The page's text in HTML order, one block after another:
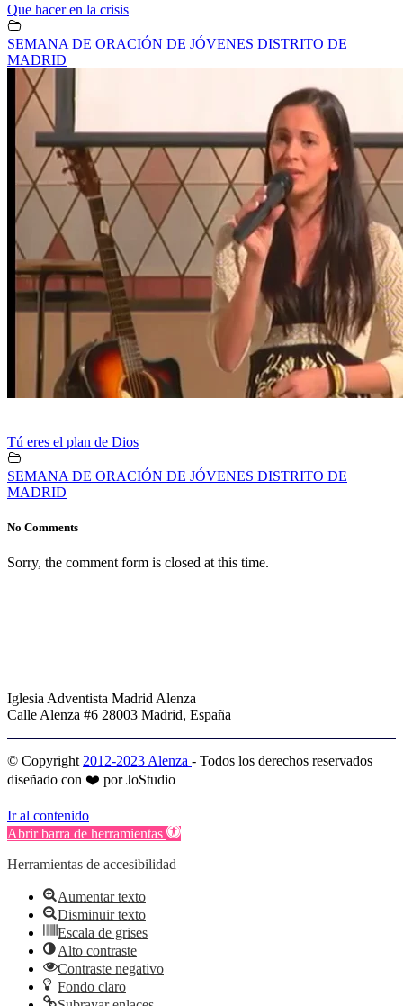
Que hacer en la crisis
SEMANA DE ORACIÓN DE JÓVENES DISTRITO DE
MADRID
Tú eres el plan de Dios
SEMANA DE ORACIÓN DE JÓVENES DISTRITO DE
MADRID
No Comments
Sorry, the comment form is closed at this time.
Iglesia Adventista Madrid Alenza
Calle Alenza #6 28003 Madrid, España
© Copyright 2012-2023 Alenza - Todos los derechos reservados
diseñado con ❤️ por JoStudio
Ir al contenido
Abrir barra de herramientas
Herramientas de accesibilidad
Aumentar texto
Disminuir texto
Escala de grises
Alto contraste
Contraste negativo
Fondo claro